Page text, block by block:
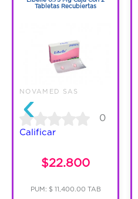
‹
Tabletas Recubiertas
NOVAMED SAS
0
Calificar
$22.800
PUM: $ 11,400.00 TAB